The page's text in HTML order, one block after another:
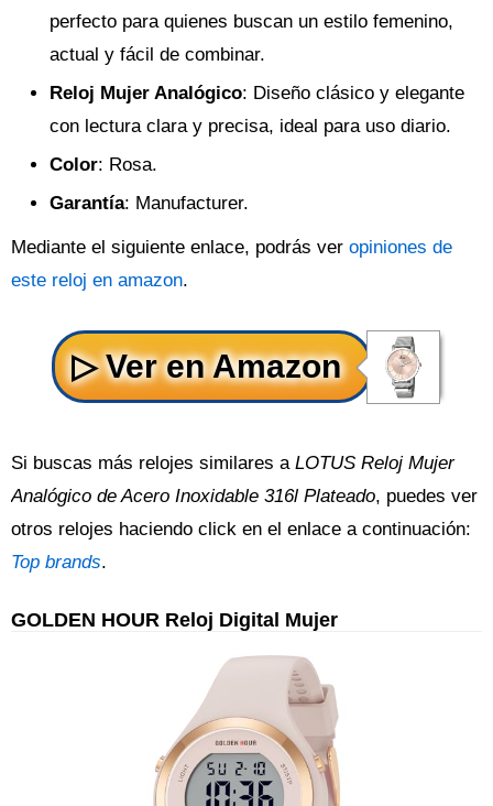
perfecto para quienes buscan un estilo femenino,
actual y fácil de combinar.
Reloj Mujer Analógico: Diseño clásico y elegante
con lectura clara y precisa, ideal para uso diario.
Color: Rosa.
Garantía: Manufacturer.
Mediante el siguiente enlace, podrás ver opiniones de
este reloj en amazon.
Si buscas más relojes similares a LOTUS Reloj Mujer
Analógico de Acero Inoxidable 316l Plateado, puedes ver
otros relojes haciendo click en el enlace a continuación:
Top brands.
GOLDEN HOUR Reloj Digital Mujer